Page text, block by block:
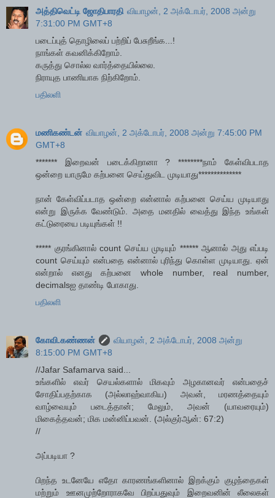
அத்திவெட்டி ஜோதிபாரதி வியாழன், 2 அக்டோபர், 2008 அன்று
7:31:00 PM GMT+8
படைப்புத் தொழிலைப் பற்றிப் பேசுறீங்க...!
நாங்கள் கவனிக்கிறோம்.
கருத்து சொல்ல வார்த்தையில்லை.
நிராயுத பாணியாக நிற்கிறோம்.
பதிலளி
மணிகண்டன் வியாழன், 2 அக்டோபர், 2008 அன்று 7:45:00 PM
GMT+8
******* இறைவன் படைக்கிறானா ? ********நாம் கேள்விபடாத
ஒன்றை யாருமே கற்பனை செய்துவிட முடியாது**************
நான் கேள்விப்படாத ஒன்றை என்னால் கற்பனை செய்ய முடியாது
என்று இருக்க வேண்டும். அதை மனதில் வைத்து இந்த உங்கள்
கட்டுரையை படியுங்கள் !!
***** குரங்கினால் count செய்ய முடியும் ****** ஆனால் அது எப்படி
count செய்யும் என்பதை என்னால் புரிந்து கொள்ள முடியாது. ஏன்
என்றால் எனது கற்பனை whole number, real number,
decimalsஐ தாண்டி போகாது.
பதிலளி
கோவி.கண்ணன்
வியாழன், 2 அக்டோபர், 2008 அன்று
8:15:00 PM GMT+8
//Jafar Safamarva said...
உங்களில் எவர் செயல்களால் மிகவும் அழகானவர் என்பதைச்
சோதிப்பதற்காக (அல்லாஹ்வாகிய) அவன், மரணத்தையும்
வாழ்வையும் படைத்தான்; மேலும், அவன் (யாவரையும்)
மிகைத்தவன்; மிக மன்னிப்பவன். (அல்குர்ஆன்: 67:2)
//
அப்படியா ?
பிறந்த உடனேயே எதோ காரணங்களினால் இறக்கும் குழந்தைகள்
மற்றும் ஊனமுற்றோராகவே பிறப்பதுவும் இறைவனின் லீலைகள்